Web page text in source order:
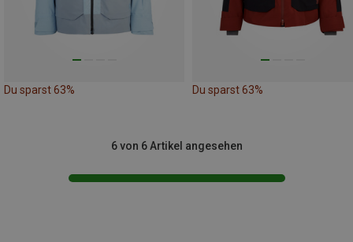
Du sparst 63% Du sparst 63%
6 von 6 Artikel angesehen